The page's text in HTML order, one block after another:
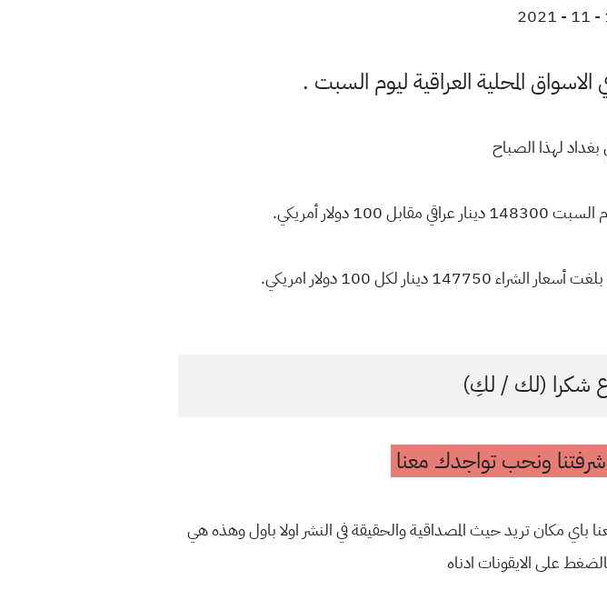
الاسواق المحلية العراقية ليوم السبت .
لهذا الصباح
دولار أمريكي.
شكرا (لك / لكِ)
ونحب تواجدك معنا
باي مكان تريد حيث المصداقية والحقيقة في النشر اولا باول وهذه هي
على الايقونات ادناه